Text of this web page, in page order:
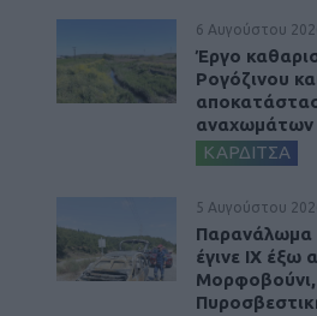
6 Αυγούστου
Έργο
Ρογόζινου
αναχωμάτων
ΚΑΡΔΙΤΣΑ
5 Αυγούστου
Παρανάλωμα
έγινε ΙΧ έξω
Μορφοβούνι,